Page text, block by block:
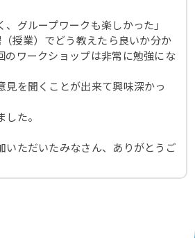
、グループワークも楽しかった」
（授業）でどう教えたら良いか分か
のワークショップは非常に勉強にな
見を聞くことが出来て興味深かっ
た。
いただいたみなさん、ありがとうご